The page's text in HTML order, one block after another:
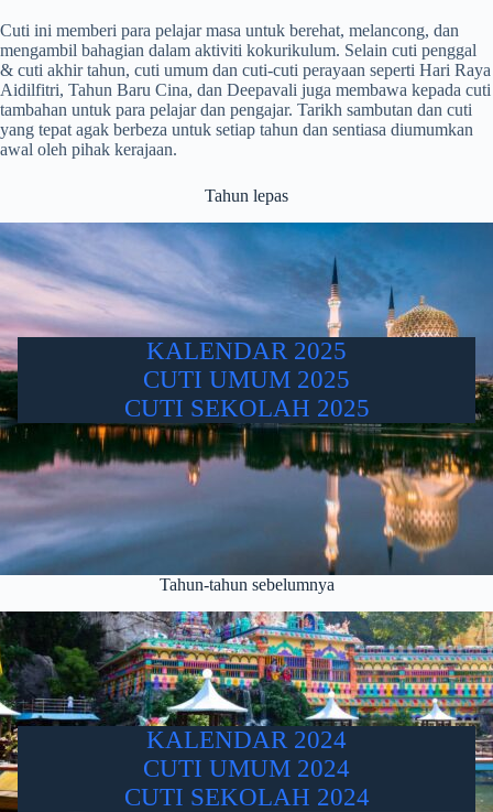
Cuti ini memberi para pelajar masa untuk berehat, melancong, dan
mengambil bahagian dalam aktiviti kokurikulum. Selain cuti penggal
& cuti akhir tahun, cuti umum dan cuti-cuti perayaan seperti Hari Raya
Aidilfitri, Tahun Baru Cina, dan Deepavali juga membawa kepada cuti
tambahan untuk para pelajar dan pengajar. Tarikh sambutan dan cuti
yang tepat agak berbeza untuk setiap tahun dan sentiasa diumumkan
awal oleh pihak kerajaan.
Tahun lepas
KALENDAR 2025
CUTI UMUM 2025
CUTI SEKOLAH 2025
Tahun-tahun sebelumnya
KALENDAR 2024
CUTI UMUM 2024
CUTI SEKOLAH 2024